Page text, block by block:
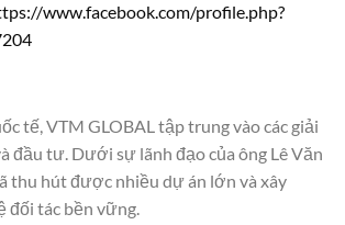
www.facebook.com/profile.php?
tế, VTM GLOBAL tập trung vào các giải
đầu tư. Dưới sự lãnh đạo của ông Lê Văn
thu hút được nhiều dự án lớn và xây
đối tác bền vững.